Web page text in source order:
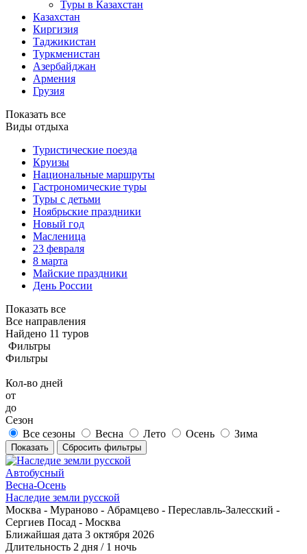
Туры в Казахстан
Казахстан
Киргизия
Таджикистан
Туркменистан
Азербайджан
Армения
Грузия
Показать все
Виды отдыха
Туристические поезда
Круизы
Национальные маршруты
Гастрономические туры
Туры с детьми
Ноябрьские праздники
Новый год
Масленица
23 февраля
8 марта
Майские праздники
День России
Показать все
Все направления
Найдено 11 туров
Фильтры
Фильтры
Кол-во дней
от
до
Сезон
Все сезоны
Весна Лето Осень Зима
Показать Сбросить фильтры
Автобусный
Весна-Осень
Наследие земли русской
Москва - Мураново - Абрамцево - Переславль-Залесский -
Сергиев Посад - Москва
Ближайшая дата 3 октября 2026
Длительность 2 дня / 1 ночь